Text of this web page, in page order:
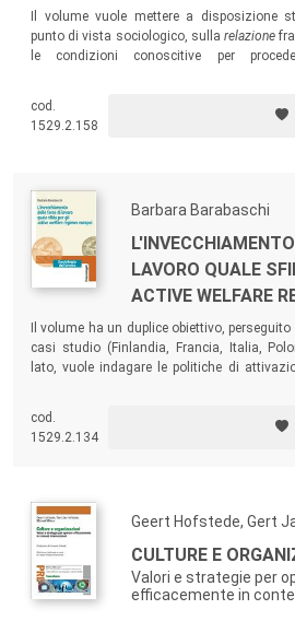
Il volume vuole mettere a disposizione
punto di vista sociologico, sulla relazione
le condizioni conoscitive per
comprendere la qualità della vita
società dei lavori, il libro ripercorre le tappe
di organizzazione del lavoro e nei
cod.
1529.2.158
Barbara Barabaschi
LAVORO QUALE
ACTIVE WELFARE
Il volume ha un duplice obiettivo,
casi studio (Finlandia, Francia, Italia,
lato, vuole indagare le politiche di
concentrando l’attenzione
condizioni alle quali l’
Active welfare state
risposta adeguata alle sfide cui sono
cod.
1529.2.134
Geert Hofstede, Gert
CULTURE E
Valori e strategie per
efficacemente in